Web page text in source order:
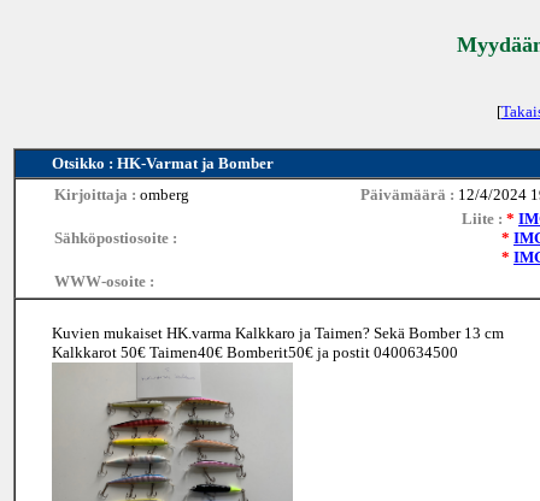
[
Otsikko : HK-Varmat ja Bomber
Kirjoittaja : omberg Päivämäärä : 12/4/2024
Sähköpostiosoite :
Liite : *
*
*
WWW-osoite :
Kuvien mukaiset HK.varma Kalkkaro ja Taimen? Sekä Bomber 13 cm
Kalkkarot 50€ Taimen40€ Bomberit50€ ja postit 0400634500